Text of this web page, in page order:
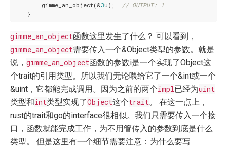
        gimme_an_object(&
3u);
// OUTPUT: 1
gimme_an_object函数这里发生了什么？ 可以看到，
gimme_an_object需要传入一个&Object类型的参数。就是
说， gimme_an_object函数的参数i是一个实现了Object这
个trait的引用类型。所以我们无论喂给它了一个&int或一个
&uint，它都能完成调用。因为之前的两个impl已经为uint
类型和int类型实现了Object这个trait。 在这一点上，
rust的trait和go的interface很相似。我们只需要传入一个接
口，函数就能完成工作，为不用管传入的参数到底是什么
类型。 但是这里有一个细节需要注意：为什么要写